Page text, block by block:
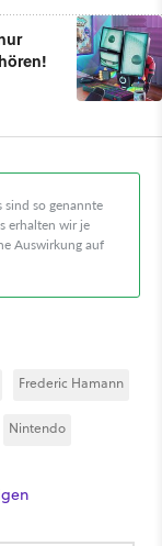
sind so genannte
erhalten wir je
Auswirkung auf
Frederic Hamann
Nintendo